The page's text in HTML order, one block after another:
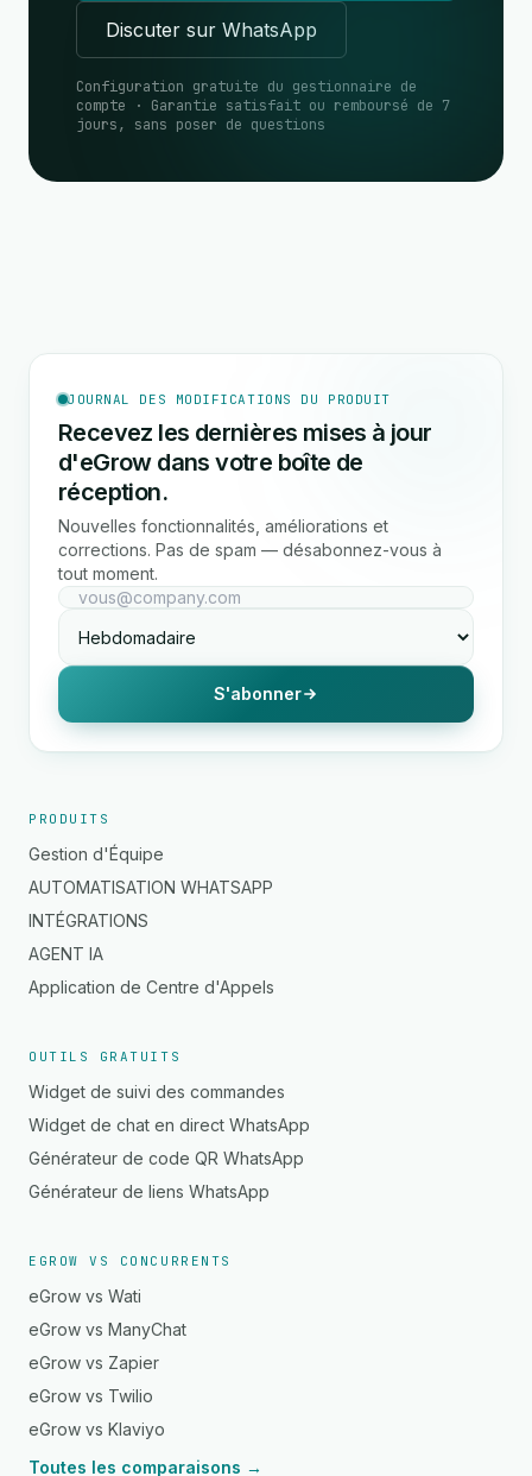
Discuter sur WhatsApp
Configuration gratuite du gestionnaire de
compte · Garantie satisfait ou remboursé de 7
jours, sans poser de questions
JOURNAL DES MODIFICATIONS DU PRODUIT
Recevez les dernières mises à jour
d'eGrow dans votre boîte de
réception.
Nouvelles fonctionnalités, améliorations et
corrections. Pas de spam — désabonnez-vous à
tout moment.
S'abonner
PRODUITS
Gestion d'Équipe
AUTOMATISATION WHATSAPP
INTÉGRATIONS
AGENT IA
Application de Centre d'Appels
OUTILS GRATUITS
Widget de suivi des commandes
Widget de chat en direct WhatsApp
Générateur de code QR WhatsApp
Générateur de liens WhatsApp
EGROW VS CONCURRENTS
eGrow vs Wati
eGrow vs ManyChat
eGrow vs Zapier
eGrow vs Twilio
eGrow vs Klaviyo
Toutes les comparaisons →